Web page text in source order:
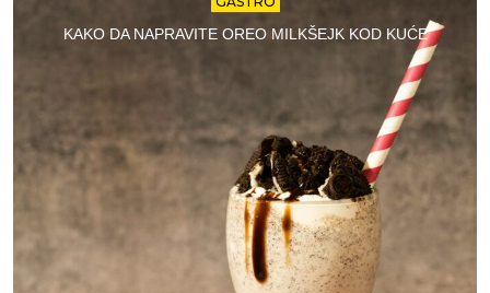
KAKO DA NAPRAVITE OREO MILKŠEJK KOD KUĆE